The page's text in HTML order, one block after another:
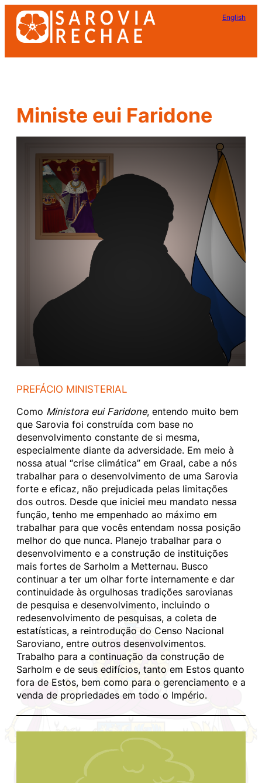
Pular
para
English
Ministe eui Faridone
PREFÁCIO MINISTERIAL
Como Ministora eui Faridone, entendo muito bem
que Sarovia foi construída com base no
desenvolvimento constante de si mesma,
especialmente diante da adversidade. Em meio à
nossa atual “crise climática” em Graal, cabe a nós
trabalhar para o desenvolvimento de uma Sarovia
forte e eficaz, não prejudicada pelas limitações
dos outros. Desde que iniciei meu mandato nessa
função, tenho me empenhado ao máximo em
trabalhar para que vocês entendam nossa posição
melhor do que nunca. Planejo trabalhar para o
desenvolvimento e a construção de instituições
mais fortes de Sarholm a Metternau. Busco
continuar a ter um olhar forte internamente e dar
continuidade às orgulhosas tradições sarovianas
de pesquisa e desenvolvimento, incluindo o
redesenvolvimento de pesquisas, a coleta de
estatísticas, a reintrodução do Censo Nacional
Saroviano, entre outros desenvolvimentos.
Trabalho para a continuação da construção de
Sarholm e de seus edifícios, tanto em Estos quanto
fora de Estos, bem como para o gerenciamento e a
venda de propriedades em todo o Império.